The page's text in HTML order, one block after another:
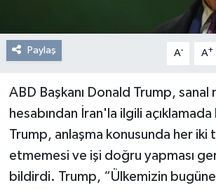
Paylaş A- A+
ABD Başkanı Donald Trump, sanal
hesabından İran'la ilgili
Trump, anlaşma konusunda her iki
etmemesi ve işi doğru yapması
bildirdi. Trump, “Ülkemizin bugüne